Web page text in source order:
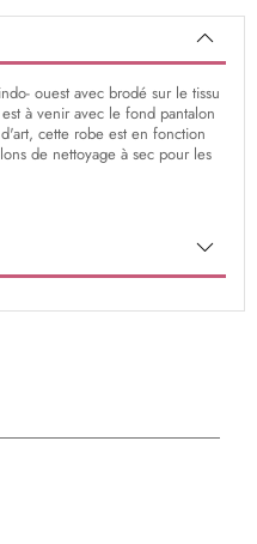
ouest avec brodé sur le tissu
à venir avec le fond pantalon
cette robe est en fonction
de nettoyage à sec pour les